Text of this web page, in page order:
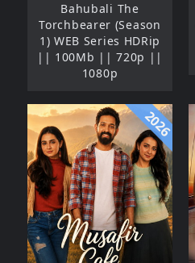
Bahubali The
Torchbearer (Season
1) WEB Series HDRip
|| 100Mb || 720p ||
1080p
2026